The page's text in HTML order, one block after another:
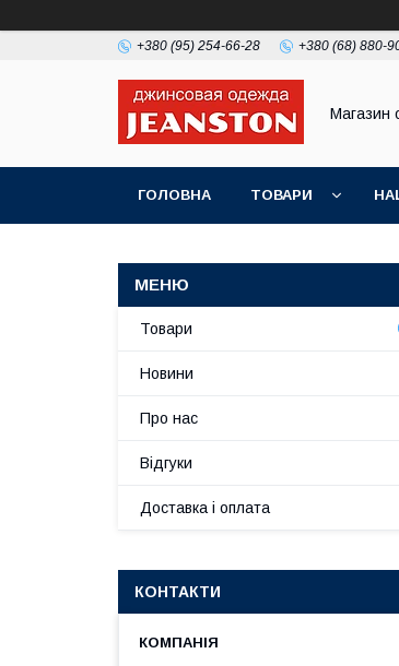
+380 (95) 254-66-28 +380 (68) 880-
Магазин
ГОЛОВНА ТОВАРИ
Товари
Новини
Про нас
Відгуки
Доставка і оплата
КОНТАКТИ